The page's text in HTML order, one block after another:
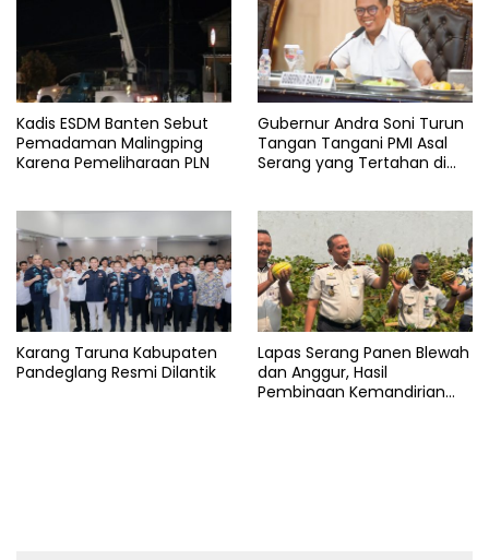
Kadis ESDM Banten Sebut
Pemadaman Malingping
Karena Pemeliharaan PLN
Gubernur Andra Soni Turun
Tangan Tangani PMI Asal
Serang yang Tertahan di
Karang Taruna Kabupaten
Pandeglang Resmi Dilantik
Lapas Serang Panen Blewah
dan Anggur, Hasil
Pembinaan Kemandirian